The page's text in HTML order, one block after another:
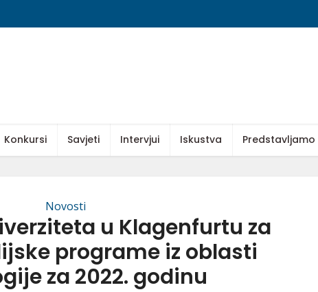
Konkursi Savjeti Intervjui Iskustva Predstavljamo
Novosti
u Klagenfurtu za
programe iz oblasti
za 2022. godinu